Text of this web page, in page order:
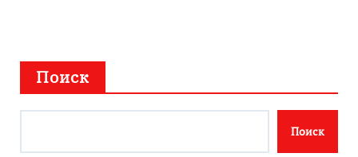
Поиск
Поиск